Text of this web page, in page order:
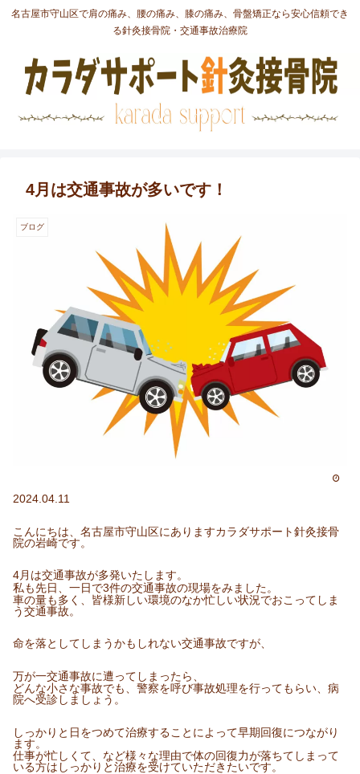
名古屋市守山区で肩の痛み、腰の痛み、膝の痛み、骨盤矯正なら安心信頼でき
る針灸接骨院・交通事故治療院
4月は交通事故が多いです！
ブログ
2024.04.11
こんにちは、名古屋市守山区にありますカラダサポート針灸接骨
院の岩崎です。
4月は交通事故が多発いたします。
私も先日、一日で3件の交通事故の現場をみました。
車の量も多く、皆様新しい環境のなか忙しい状況でおこってしま
う交通事故。
命を落としてしまうかもしれない交通事故ですが、
万が一交通事故に遭ってしまったら、
どんな小さな事故でも、警察を呼び事故処理を行ってもらい、病
院へ受診しましょう。
しっかりと日をつめて治療することによって早期回復につながり
ます。
仕事が忙しくて、など様々な理由で体の回復力が落ちてしまって
いる方はしっかりと治療を受けていただきたいです。